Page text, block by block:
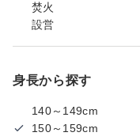
焚火
設営
身長から探す
140～149cm
150～159cm